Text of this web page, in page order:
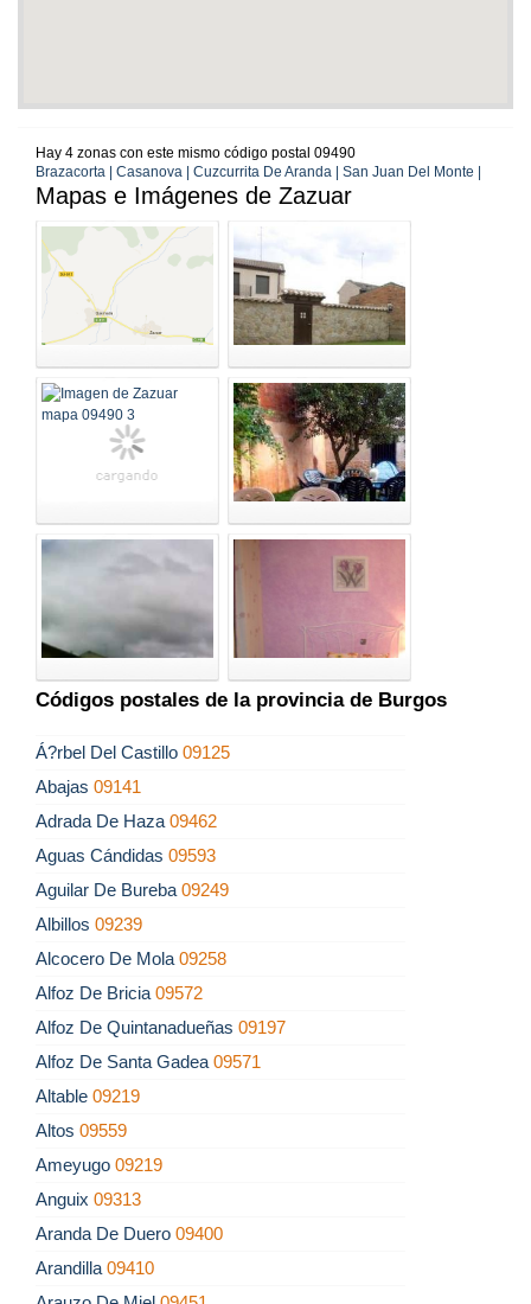
Hay 4 zonas con este mismo código postal 09490
Brazacorta | Casanova | Cuzcurrita De Aranda | San Juan Del Monte |
Mapas e Imágenes de Zazuar
Códigos postales de la provincia de Burgos
Á?rbel Del Castillo 09125
Abajas 09141
Adrada De Haza 09462
Aguas Cándidas 09593
Aguilar De Bureba 09249
Albillos 09239
Alcocero De Mola 09258
Alfoz De Bricia 09572
Alfoz De Quintanadueñas 09197
Alfoz De Santa Gadea 09571
Altable 09219
Altos 09559
Ameyugo 09219
Anguix 09313
Aranda De Duero 09400
Arandilla 09410